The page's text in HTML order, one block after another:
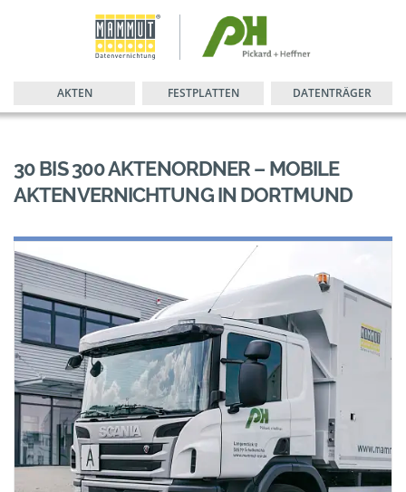
AKTEN FESTPLATTEN DATENTRÄGER
30 BIS 300 AKTENORDNER – MOBILE
AKTENVERNICHTUNG IN DORTMUND